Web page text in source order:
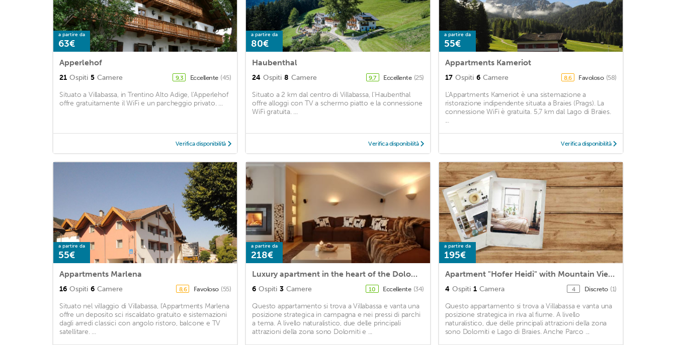
a partire da
63€
Apperlehof
21 Ospiti 5 Camere 9,3 Eccellente (45)
Situato a Villabassa, in Trentino Alto Adige, l’Apperlehof
offre gratuitamente il WiFi e un parcheggio privato. ...
Verifica disponibilità
a partire da
80€
Haubenthal
24 Ospiti 8 Camere 9,7 Eccellente (25)
Situato a 2 km dal centro di Villabassa, l'Haubenthal
offre alloggi con TV a schermo piatto e la connessione
WiFi gratuita. ...
Verifica disponibilità
a partire da
55€
Appartments Kameriot
17 Ospiti 6 Camere 8,6 Favoloso (58)
L'Appartments Kameriot è una sistemazione a
ristorazione indipendente situata a Braies (Prags). La
connessione WiFi è gratuita. 5,7 km dal Lago di Braies.
...
Verifica disponibilità
a partire da
55€
Appartments Marlena
16 Ospiti 6 Camere 8,6 Favoloso (55)
Situato nel villaggio di Villabassa, l'Appartments Marlena
offre un deposito sci riscaldato gratuito e sistemazioni
dagli arredi classici con angolo ristoro, balcone e TV
satellitare. ...
a partire da
218€
Luxury apartment in the heart of the Dolomites
6 Ospiti 3 Camere 10 Eccellente (34)
Questo appartamento si trova a Villabassa e vanta una
posizione strategica in campagna e nei pressi di parchi
a tema. A livello naturalistico, due delle principali
attrazioni della zona sono Dolomiti e ...
a partire da
195€
Apartment "Hofer Heidi" with Mountain View, Wi-Fi, Balcony & Garden
4 Ospiti 1 Camera 4 Discreto (1)
Questo appartamento si trova a Villabassa e vanta una
posizione strategica in riva al fiume. A livello
naturalistico, due delle principali attrazioni della zona
sono Dolomiti e Lago di Braies. Anche Parco ...